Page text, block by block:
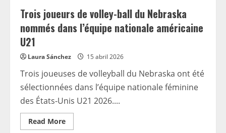
Trois joueurs de volley-ball du Nebraska
nommés dans l’équipe nationale américaine
U21
Laura Sánchez 15 abril 2026
Trois joueuses de volleyball du Nebraska ont été
sélectionnées dans l’équipe nationale féminine
des États-Unis U21 2026....
Read MoreRead
more